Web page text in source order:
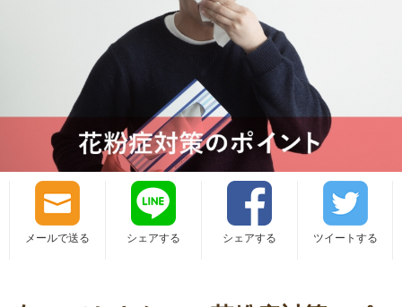
メールで送る シェアする シェアする ツイートする